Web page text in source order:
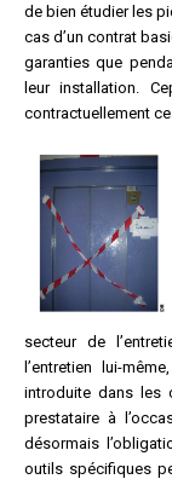
de bien étudier les
cas d’un contrat
garanties que
leur installation.
contractuellement
secteur de
l’entretien lui-
introduite dans les
prestataire à
désormais
outils spécifiques